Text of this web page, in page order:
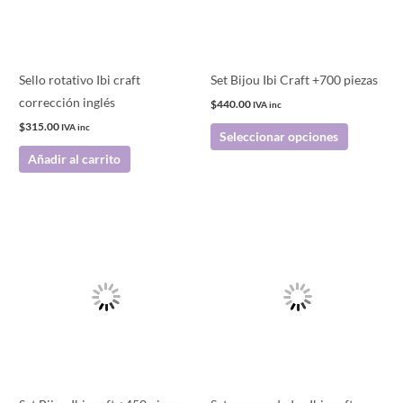
Sello rotativo Ibi craft
corrección inglés
$315.00 IVA inc
Añadir al carrito
Set Bijou Ibi Craft +700 piezas
$440.00 IVA inc
Seleccionar opciones
pueden
en